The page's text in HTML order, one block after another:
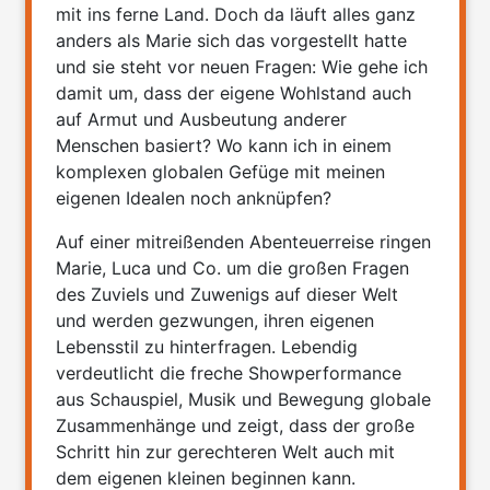
mit ins ferne Land. Doch da läuft alles ganz
anders als Marie sich das vorgestellt hatte
und sie steht vor neuen Fragen: Wie gehe ich
damit um, dass der eigene Wohlstand auch
auf Armut und Ausbeutung anderer
Menschen basiert? Wo kann ich in einem
komplexen globalen Gefüge mit meinen
eigenen Idealen noch anknüpfen?
Auf einer mitreißenden Abenteuerreise ringen
Marie, Luca und Co. um die großen Fragen
des Zuviels und Zuwenigs auf dieser Welt
und werden gezwungen, ihren eigenen
Lebensstil zu hinterfragen. Lebendig
verdeutlicht die freche Showperformance
aus Schauspiel, Musik und Bewegung globale
Zusammenhänge und zeigt, dass der große
Schritt hin zur gerechteren Welt auch mit
dem eigenen kleinen beginnen kann.